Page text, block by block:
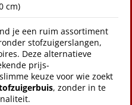
cm)
je een ruim assortiment
stofzuigerslangen,
Deze alternatieve
prijs-
keuze voor wie zoekt
, zonder in te